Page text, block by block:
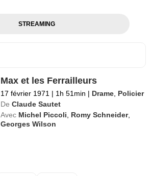
STREAMING
Max et les Ferrailleurs
17 février 1971 | 1h 51min | Drame, Policier
De Claude Sautet
Avec Michel Piccoli, Romy Schneider,
Georges Wilson